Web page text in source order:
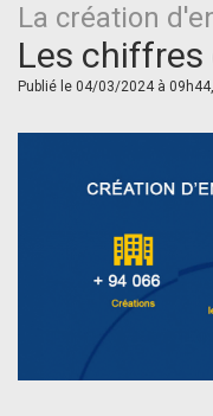
La création
Les chiffres
Publié le 04/03/2024 à